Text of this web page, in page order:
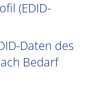
(EDID-
Daten des
Bedarf